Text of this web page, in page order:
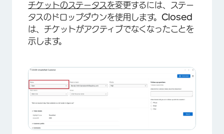
チケットのステータスを変更するには、ステー
タスのドロップダウンを使用します。 Closed
は、チケットがアクティブでなくなったことを
示します。